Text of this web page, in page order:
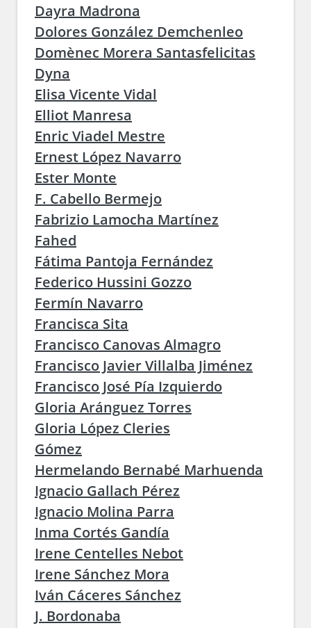
Dayra Madrona
Dolores González Demchenleo
Domènec Morera Santasfelicitas
Dyna
Elisa Vicente Vidal
Elliot Manresa
Enric Viadel Mestre
Ernest López Navarro
Ester Monte
F. Cabello Bermejo
Fabrizio Lamocha Martínez
Fahed
Fátima Pantoja Fernández
Federico Hussini Gozzo
Fermín Navarro
Francisca Sita
Francisco Canovas Almagro
Francisco Javier Villalba Jiménez
Francisco José Pía Izquierdo
Gloria Aránguez Torres
Gloria López Cleries
Gómez
Hermelando Bernabé Marhuenda
Ignacio Gallach Pérez
Ignacio Molina Parra
Inma Cortés Gandía
Irene Centelles Nebot
Irene Sánchez Mora
Iván Cáceres Sánchez
J. Bordonaba